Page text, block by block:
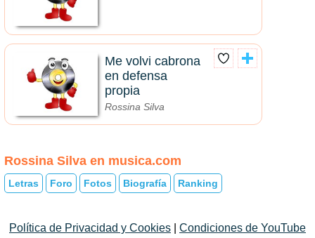
Me volvi cabrona
en defensa
propia
Rossina Silva
Rossina Silva en musica.com
Letras Foro Fotos Biografía Ranking
Política de Privacidad y Cookies Condiciones de YouTube